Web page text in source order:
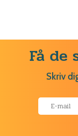
Få de
Skriv